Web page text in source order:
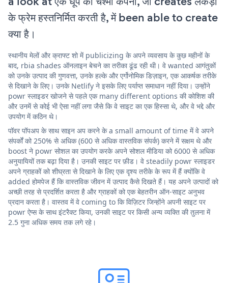
के फ्रेम हस्तनिर्मित करती है, में been able to create
क्या है।
स्थानीय मेलों और क्राफ्ट शो में publicizing के अपने व्यवसाय के कुछ महीनों के
बाद, rbia shades ऑनलाइन बेचने का तरीका ढूंढ रही थी। वे wanted आगंतुकों
को उनके उत्पाद की गुणवत्ता, उनके हल्के और एर्गोनोमिक डिज़ाइन, एक आकर्षक तरीके
से दिखाने के लिए। उनके Netlify ने इसके लिए पर्याप्त समाधान नहीं दिया। उन्होंने
powr स्लाइडर खोजने से पहले एक many different options की कोशिश की
और उनमें से कोई भी ऐसा नहीं लगा जैसे कि वे साइट का एक हिस्सा थे, और वे भद्दे और
उपयोग में कठिन थे।
पॉवर पॉपअप के साथ साइन अप करने के a small amount of time में वे अपने
संपर्कों को 250% से अधिक (600 से अधिक वास्तविक संपर्क) करने में सक्षम थे और
boost ने powr सोशल का उपयोग करके अपने सोशल मीडिया को 6000 से अधिक
अनुयायियों तक बढ़ा दिया है। उनकी साइट पर फ़ीड। वे steadily powr स्लाइडर
अपने ग्राहकों को शीघ्रता से दिखाने के लिए एक दृश्य तरीके के रूप में हैं क्योंकि वे
added होमपेज हैं कि वास्तविक जीवन में उत्पाद कैसे दिखते हैं। यह अपने उत्पादों को
अच्छी तरह से प्रदर्शित करता है और ग्राहकों को एक बेहतरीन ऑन-साइट अनुभव
प्रदान करता है। वास्तव में वे coming to कि विज़िटर जिन्होंने अपनी साइट पर
powr ऐप्स के साथ इंटरैक्ट किया, उनकी साइट पर किसी अन्य व्यक्ति की तुलना में
2.5 गुना अधिक समय तक लगे रहे।